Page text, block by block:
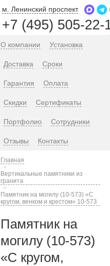
м. Ленинский проспект
+7 (495) 505-22-
О компании Установка
Доставка Сроки
Гарантия Оплата
Скидки Сертификаты
Портфолио Сотрудники
Отзывы Контакты
Главная
Вертикальные памятники из
гранита
Памятник на могилу (10-573) «С
кругом, венком и крестом» 10-573
Памятник на
могилу (10-573)
«С кругом,